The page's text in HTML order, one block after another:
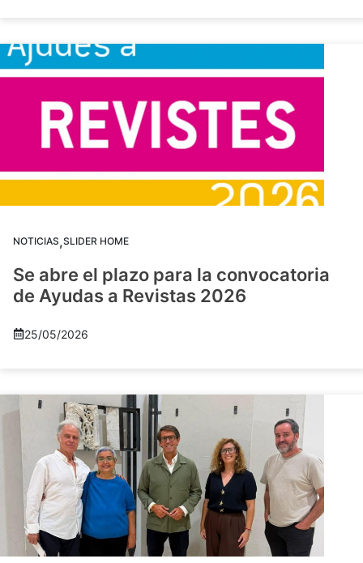
NOTICIAS,SLIDER HOME
Se abre el plazo para la convocatoria
de Ayudas a Revistas 2026
25/05/2026